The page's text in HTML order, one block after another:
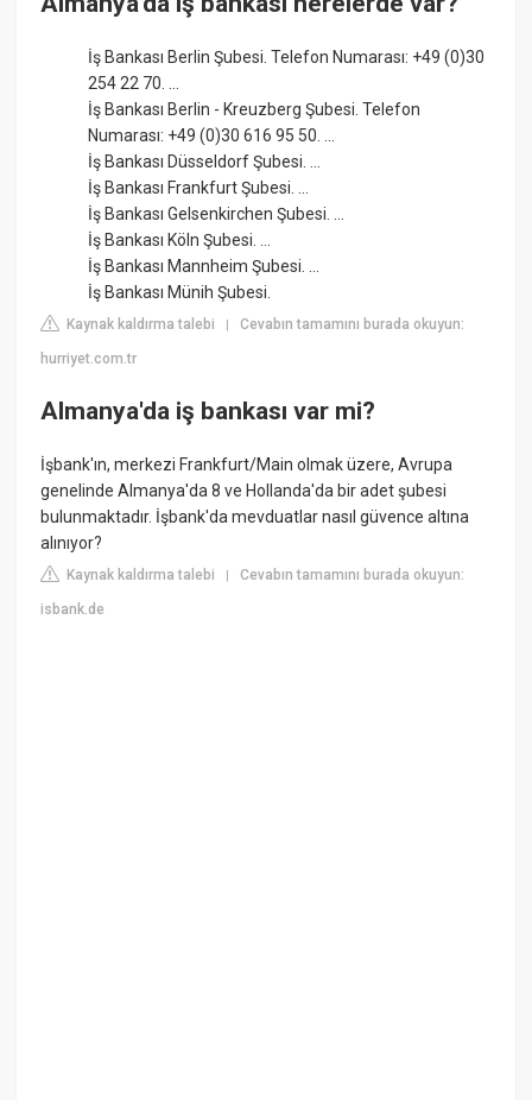
İş Bankası Berlin Şubesi. Telefon Numarası: +49 (0)30
254 22 70. ...
İş Bankası Berlin - Kreuzberg Şubesi. Telefon
Numarası: +49 (0)30 616 95 50. ...
İş Bankası Düsseldorf Şubesi. ...
İş Bankası Frankfurt Şubesi. ...
İş Bankası Gelsenkirchen Şubesi. ...
İş Bankası Köln Şubesi. ...
İş Bankası Mannheim Şubesi. ...
İş Bankası Münih Şubesi.
Kaynak kaldırma talebi |Cevabın tamamını burada okuyun:
hurriyet.com.tr
Almanya'da iş bankası var mi?
İşbank'ın, merkezi Frankfurt/Main olmak üzere, Avrupa
genelinde Almanya'da 8 ve Hollanda'da bir adet şubesi
bulunmaktadır. İşbank'da mevduatlar nasıl güvence altına
alınıyor?
Kaynak kaldırma talebi |Cevabın tamamını burada okuyun:
isbank.de